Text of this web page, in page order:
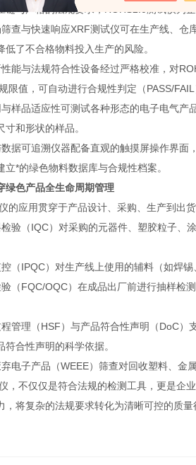
严格的法规要求，ROHS2.0测试仪为企
与快速响应​XRF测试仪可在生产线、仓
了不合格物料投入生产的风险。
与法规符合性​设备经过严格校准，对
限值，可自动进行合规性判定（PASS/
品适应性​可测试各种形态的电子电气产
和形状的样品。
可追溯​仪器配备直观的触摸屏操作界面
*的绿色物料数据库与合规性档案。
绿色产品全生命周期管理
应用贯穿于产品设计、采购、生产到出货
（IQC）​对采购的元器件、塑胶粒子、
IPQC）​对生产线上使用的辅料（如焊锡
FQC/OQC）​在成品出厂前进行抽样检测
理（HSF）与产品符合性声明（DoC）
合性声明的科学依据。
子产品（WEEE）筛查​对回收塑料、金属
不仅仅是符合法规的检测工具，更是企业
，将复杂的法规要求转化为清晰可控的质